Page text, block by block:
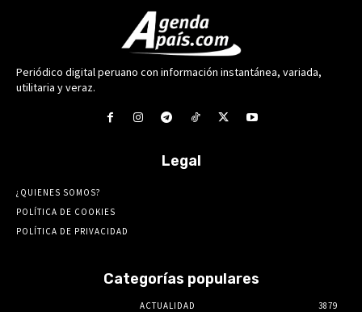
Periódico digital peruano con información instantánea, variada,
utilitaria y veraz.
Legal
¿QUIENES SOMOS?
POLÍTICA DE COOKIES
POLÍTICA DE PRIVACIDAD
Categorías populares
ACTUALIDAD
3879